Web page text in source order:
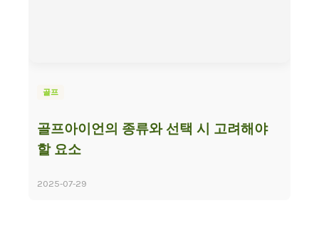
골프
골프아이언의 종류와 선택 시 고려해야
할 요소
2025-07-29